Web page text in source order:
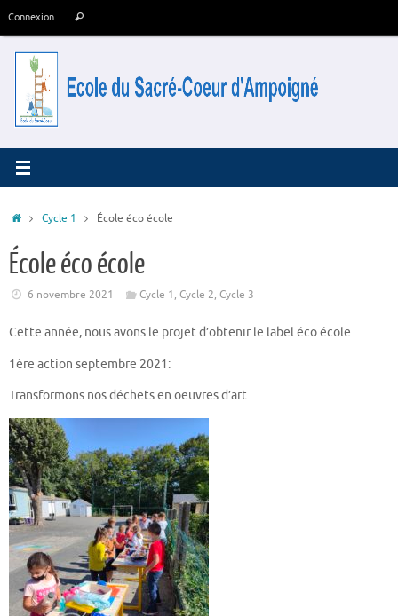
Connexion Rechercher
Accueil
Cycle 1 École éco école
École éco école
6 novembre 2021 Cycle 1,Cycle 2,Cycle 3
Cette année, nous avons le projet d’obtenir le label éco école.
1ère action septembre 2021:
Transformons nos déchets en oeuvres d’art